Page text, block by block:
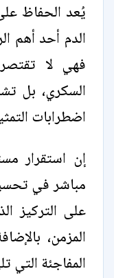
يُعد الحفاظ
الدم أحد أهم
فهي لا
السكري، بل
اضطرابات
إن استقرار
مباشر في
على التركيز
المزمن،
المفاجئة التي